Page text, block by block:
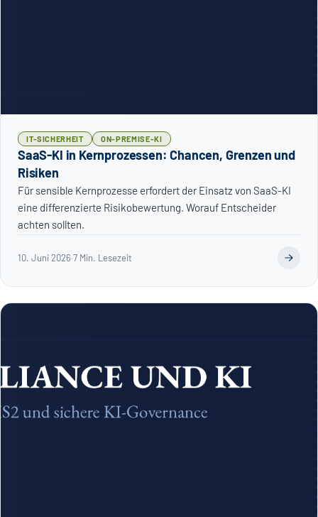
IT-SICHERHEIT ON-PREMISE-KI
SaaS-KI in Kernprozessen: Chancen, Grenzen und
Risiken
Für sensible Kernprozesse erfordert der Einsatz von SaaS-KI
eine differenzierte Risikobewertung. Worauf Entscheider
achten sollten.
10. Juni 2026·7 Min. Lesezeit